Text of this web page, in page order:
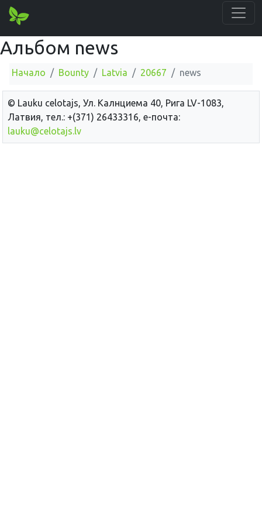
Альбом news
Начало Bounty Latvia 20667 news
© Lauku сelotajs, Ул. Калнциема 40, Рига LV-1083,
Латвия, тел.: +(371) 26433316, е-почта:
lauku@celotajs.lv